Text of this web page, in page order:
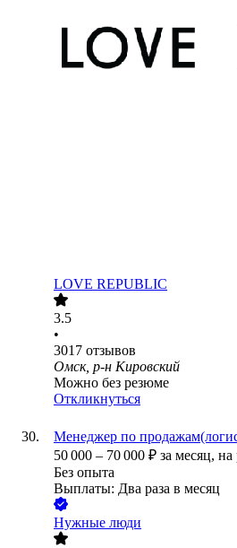
LOVE REPUBLIC
3.5
•
3017 отзывов
Омск, р-н Кировский
Можно без резюме
Откликнуться
Менеджер по
50 000 – 70 000 ₽ за месяц, на
Без опыта
Выплаты: Два раза в месяц
Нужные люди